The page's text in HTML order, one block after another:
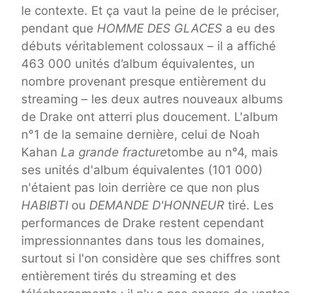
le contexte. Et ça vaut la peine de le préciser,
pendant que HOMME DES GLACES a eu des
débuts véritablement colossaux – il a affiché
463 000 unités d’album équivalentes, un
nombre provenant presque entièrement du
streaming – les deux autres nouveaux albums
de Drake ont atterri plus doucement. L'album
n°1 de la semaine dernière, celui de Noah
Kahan La grande fracturetombe au n°4, mais
ses unités d'album équivalentes (101 000)
n'étaient pas loin derrière ce que non plus
HABIBTI ou DEMANDE D'HONNEUR tiré. Les
performances de Drake restent cependant
impressionnantes dans tous les domaines,
surtout si l'on considère que ses chiffres sont
entièrement tirés du streaming et des